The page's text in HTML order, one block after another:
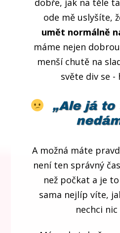
dobře, jak na těle
ode mě uslyšíte,
umět normálně
máme nejen
menší chutě na
světe div se -
„Ale já
A možná máte
není ten správný
než počkat a je
sama nejlíp víte,
nechci